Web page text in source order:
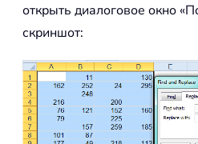
открыть диалоговое окно
скриншот: